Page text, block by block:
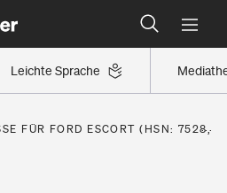
Leichte Sprache
finden
Region eingestuft
finden
FÜR FORD ESCORT (HSN: 7528,